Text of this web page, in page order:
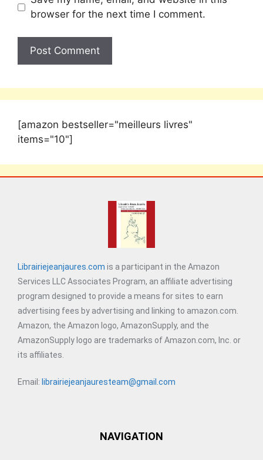
browser for the next time I comment.
[amazon bestseller="meilleurs livres"
items="10"]
Librairiejeanjaures.com is a participant in the Amazon
Services LLC Associates Program, an affiliate advertising
program designed to provide a means for sites to earn
advertising fees by advertising and linking to amazon.com.
Amazon, the Amazon logo, AmazonSupply, and the
AmazonSupply logo are trademarks of Amazon.com, Inc. or
its affiliates.
Email: librairiejeanjauresteam@gmail.com
NAVIGATION